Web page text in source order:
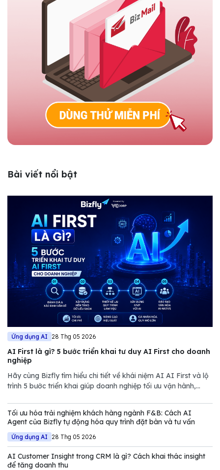
Bài viết nổi bật
Ứng dụng AI 28 Thg 05 2026
AI First là gì? 5 bước triển khai tư duy AI First cho doanh
nghiệp
Hãy cùng Bizfly tìm hiểu chi tiết về khái niệm AI AI First và lộ
trình 5 bước triển khai giúp doanh nghiệp tối ưu vận hành,
đầy biến động.
Tối ưu hóa trải nghiệm khách hàng ngành F&B: Cách AI
Agent của Bizfly tự động hóa quy trình đặt bàn và tư vấn
Ứng dụng AI 28 Thg 05 2026
AI Customer Insight trong CRM là gì? Cách khai thác insight
để tăng doanh thu